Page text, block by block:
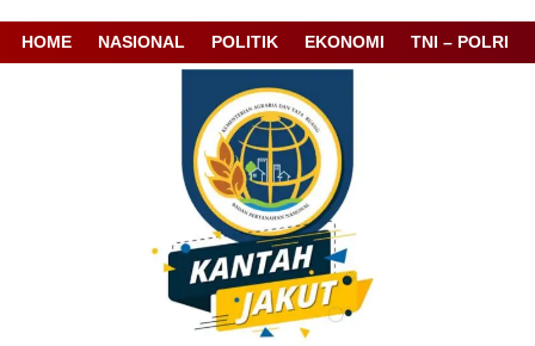
HOME NASIONAL POLITIK EKONOMI TNI – POLRI